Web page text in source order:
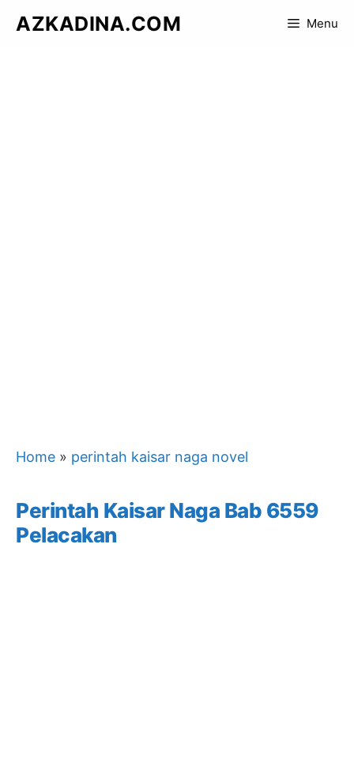
AZKADINA.COM Menu
Home » perintah kaisar naga novel
Perintah Kaisar Naga Bab 6559
Pelacakan